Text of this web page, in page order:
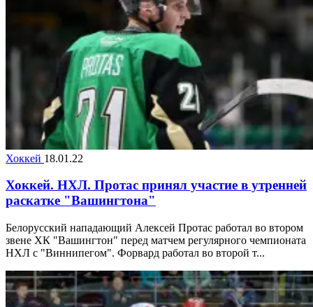
Хоккей 18.01.22
Хоккей. НХЛ. Протас принял участие в утренней
раскатке "Вашингтона"
Белорусский нападающий Алексей Протас работал во втором
звене ХК "Вашингтон" перед матчем регулярного чемпионата
НХЛ с "Виннипегом". Форвард работал во второй т...